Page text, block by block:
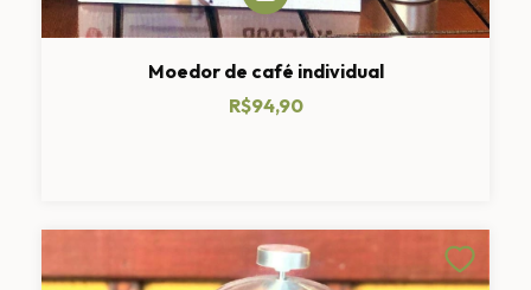
Moedor de café individual
R$94,90